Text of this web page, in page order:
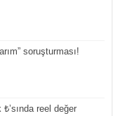
soruşturması!
reel değer